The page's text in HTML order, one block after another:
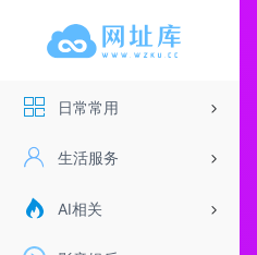
日常常用
生活服务
AI相关